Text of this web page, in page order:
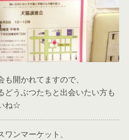
開かれてますので、
どうぶつたちと出会いたい方も
ね☆
ンマーケット、